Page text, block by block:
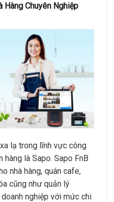
Hàng Chuyên Nghiệp
lạ trong lĩnh vực công
hàng là Sapo. Sapo FnB
nhà hàng, quán cafe,
cũng như quản lý
nghiệp với mức chi